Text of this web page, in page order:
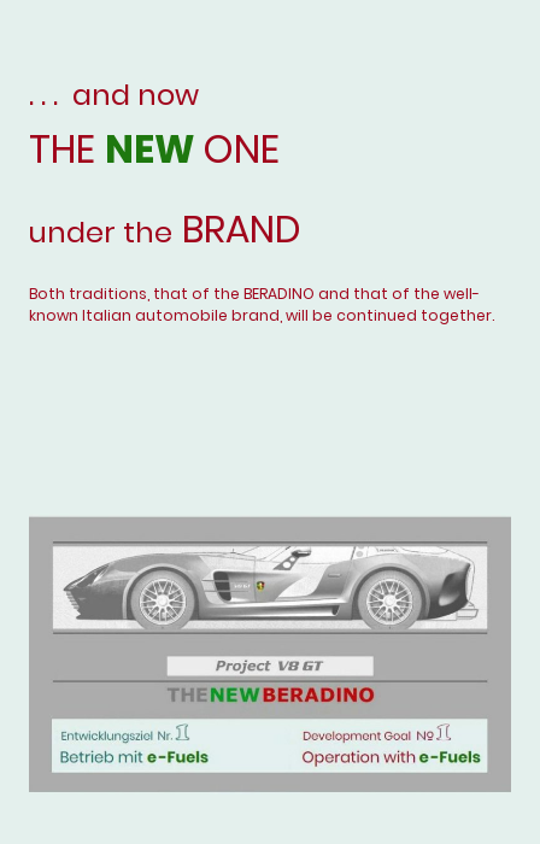
. . . and now
THE NEW ONE
under the BRAND
Both traditions, that of the BERADINO and that of the well-
known Italian automobile brand, will be continued together.